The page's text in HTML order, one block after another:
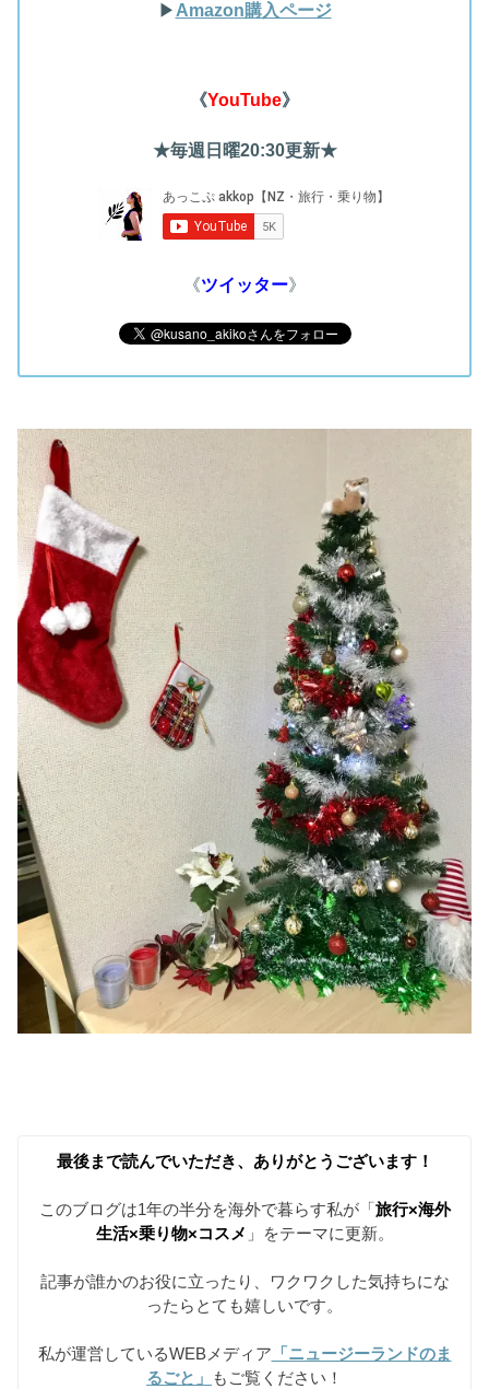
▶︎Amazon購入ページ
《YouTube》
★毎週日曜20:30更新★
《ツイッター》
最後まで読んでいただき、ありがとうございます！
このブログは1年の半分を海外で暮らす私が「 旅行×海外
生活×乗り物×コスメ 」をテーマに更新。
記事が誰かのお役に立ったり、ワクワクした気持ちにな
ったらとても嬉しいです。
私が運営しているWEBメディア 「ニュージーランドのま
るごと」
もご覧ください！